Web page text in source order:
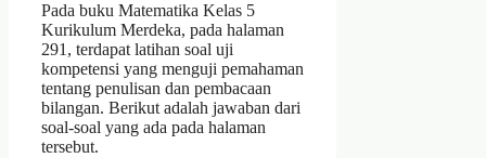
Pada buku Matematika Kelas 5
Kurikulum Merdeka, pada halaman
291, terdapat latihan soal uji
kompetensi yang menguji pemahaman
tentang penulisan dan pembacaan
bilangan. Berikut adalah jawaban dari
soal-soal yang ada pada halaman
tersebut.